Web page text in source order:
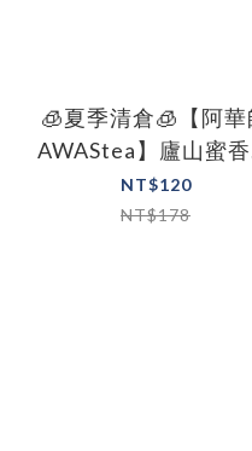
🧊夏季清倉🧊【阿華
AWAStea】廬山蜜香
茶(蟲咬的紅茶)
NT$120
NT$178